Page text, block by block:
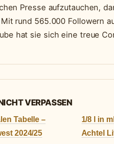
Presse aufzutauchen,
rund 565.000 Followern
hat sie sich eine treue
VERPASSEN
Tabelle –
2024/25
1/8 l in
Achtel